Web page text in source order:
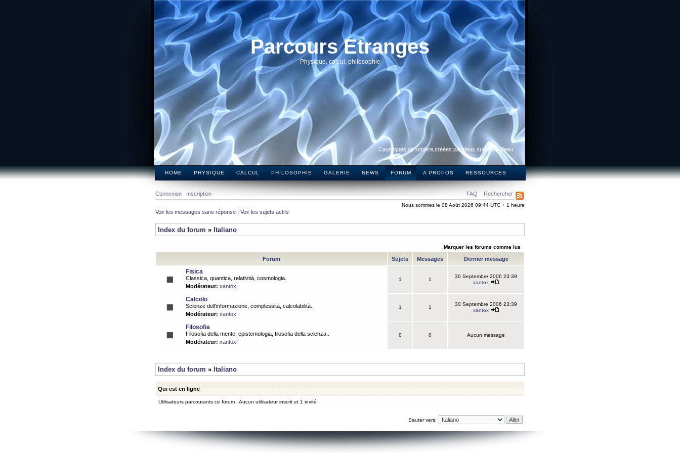
Parcours Etranges
Physique, calcul, philosophie
Caustiques de lumière créées par deux surfaces d’eau
HOME PHYSIQUE CALCUL PHILOSOPHIE GALERIE NEWS FORUM A PROPOS RESSOURCES
FAQ Rechercher
Connexion Inscription
Nous sommes le 08 Août 2026 09:44 UTC + 1 heure
Voir les messages sans réponse | Voir les sujets actifs
Index du forum » Italiano
Marquer les forums comme lus
Forum Sujets Messages Dernier message
Fisica
Classica, quantica, relatività, cosmologia..
Modérateur: xantox
1 1
30 Septembre 2006 23:39
xantox
Calcolo
Scienze dell'informazione, complessità, calcolabilità..
Modérateur: xantox
1 1
30 Septembre 2006 23:39
xantox
Filosofia
Filosofia della mente, epistemologia, filosofia della scienza..
Modérateur: xantox
0 0 Aucun message
Index du forum » Italiano
Qui est en ligne
Utilisateurs parcourants ce forum : Aucun utilisateur inscrit et 1 invité
Sauter vers: